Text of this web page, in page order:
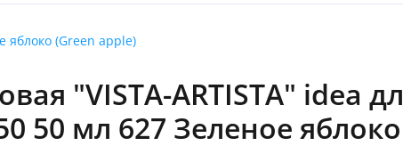
яблоко (Green apple)
"VISTA-ARTISTA" idea
50 мл 627 Зеленое